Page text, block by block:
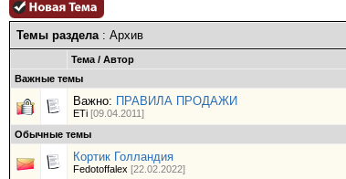
Темы раздела: Архив
Тема / Автор
Важные темы
Важно: ПРАВИЛА ПРОДАЖИ
ETi [09.04.2011]
Обычные темы
Кортик Голландия
Fedotoffalex [22.02.2022]